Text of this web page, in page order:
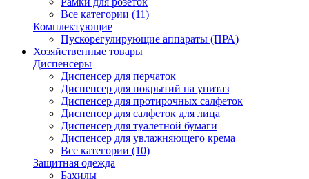
Все категории (11)
Комплектующие
Пускорегулирующие аппараты (ПРА)
Хозяйственные товары
Диспенсеры
Диспенсер для перчаток
Диспенсер для покрытий на унитаз
Диспенсер для протирочных салфеток
Диспенсер для салфеток для лица
Диспенсер для туалетной бумаги
Диспенсер для увлажняющего крема
Все категории (10)
Защитная одежда
Бахилы